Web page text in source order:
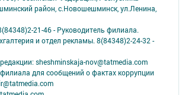
район, с.Новошешминск, ул.Ленина,
21-46 - Руководитель филиала.
и отдел рекламы. 8(84348)2-24-32 -
sheshminskaja-nov@tatmedia.com
для сообщений о фактах коррупции